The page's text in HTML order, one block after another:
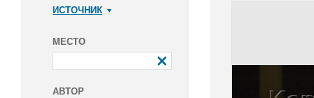
ИСТОЧНИК
МЕСТО
АВТОР